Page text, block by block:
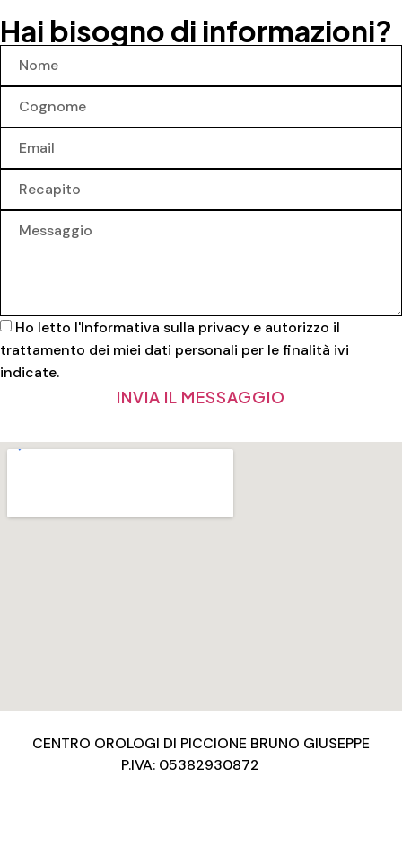
Hai bisogno di informazioni?
Ho letto l'Informativa sulla privacy e autorizzo il
trattamento dei miei dati personali per le finalità ivi
indicate.
INVIA IL MESSAGGIO
CENTRO OROLOGI DI PICCIONE BRUNO GIUSEPPE
P.IVA: 05382930872